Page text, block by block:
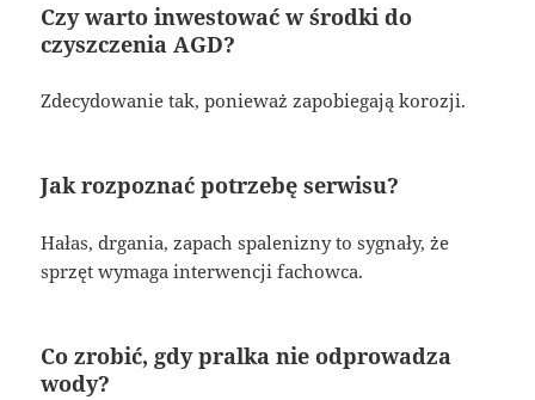
Czy warto inwestować w środki do
czyszczenia AGD?
Zdecydowanie tak, ponieważ zapobiegają korozji.
Jak rozpoznać potrzebę serwisu?
Hałas, drgania, zapach spalenizny to sygnały, że
sprzęt wymaga interwencji fachowca.
Co zrobić, gdy pralka nie odprowadza
wody?